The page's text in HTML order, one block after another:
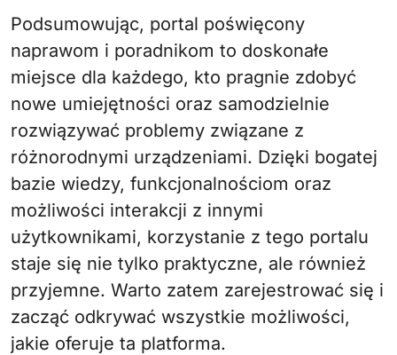
Podsumowując, portal poświęcony
naprawom i poradnikom to doskonałe
miejsce dla każdego, kto pragnie zdobyć
nowe umiejętności oraz samodzielnie
rozwiązywać problemy związane z
różnorodnymi urządzeniami. Dzięki bogatej
bazie wiedzy, funkcjonalnościom oraz
możliwości interakcji z innymi
użytkownikami, korzystanie z tego portalu
staje się nie tylko praktyczne, ale również
przyjemne. Warto zatem zarejestrować się i
zacząć odkrywać wszystkie możliwości,
jakie oferuje ta platforma.